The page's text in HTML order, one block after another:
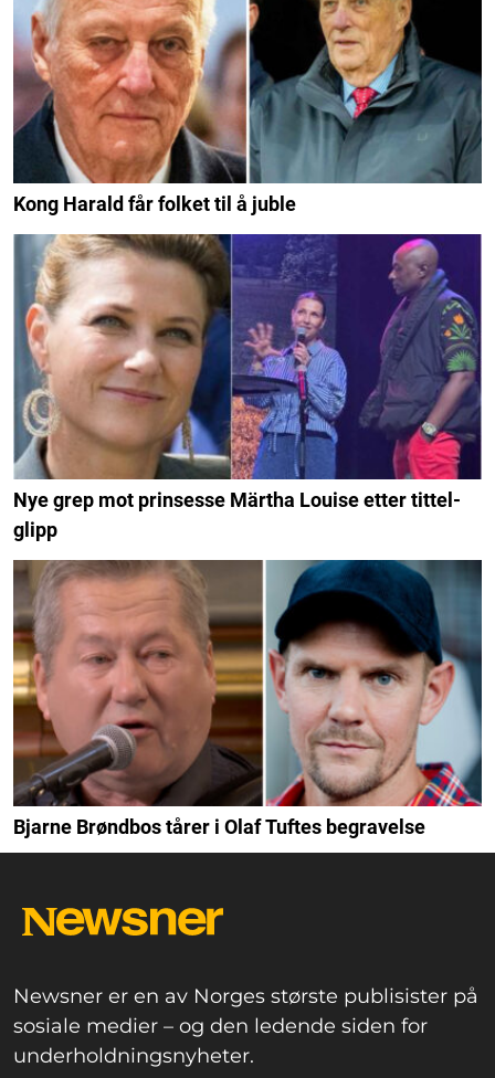
Kong Harald får folket til å juble
Nye grep mot prinsesse Märtha Louise etter tittel-
glipp
Bjarne Brøndbos tårer i Olaf Tuftes begravelse
Newsner er en av Norges største publisister på
sosiale medier – og den ledende siden for
underholdningsnyheter.